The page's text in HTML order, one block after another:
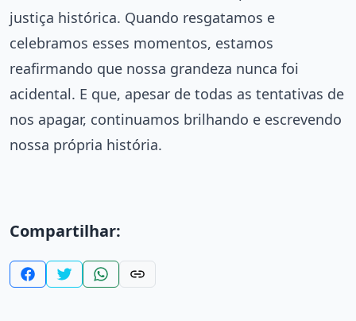
justiça histórica. Quando resgatamos e
celebramos esses momentos, estamos
reafirmando que nossa grandeza nunca foi
acidental. E que, apesar de todas as tentativas de
nos apagar, continuamos brilhando e escrevendo
nossa própria história.
Compartilhar: